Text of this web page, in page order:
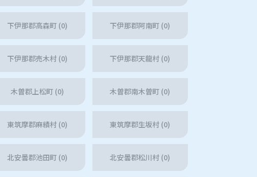
下伊那郡高森町 (0) 下伊那郡阿南町 (0)
下伊那郡売木村 (0) 下伊那郡天龍村 (0)
木曽郡上松町 (0) 木曽郡南木曽町 (0)
東筑摩郡麻績村 (0) 東筑摩郡生坂村 (0)
北安曇郡池田町 (0) 北安曇郡松川村 (0)